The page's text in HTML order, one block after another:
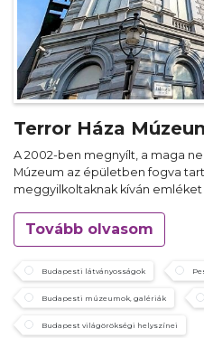
Terror Háza
A 2002-ben megnyílt, a maga
Múzeum az épületben fogva
meggyilkoltaknak kíván emléket
Tovább olvasom
Budapesti látványosságok
Budapesti múzeumok, galériák
Budapest világörökségi helyszínei